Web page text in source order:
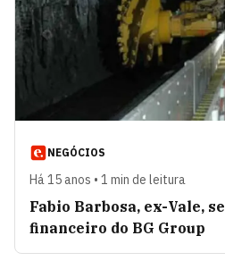
NEGÓCIOS
Há 15 anos • 1 min de leitura
Fabio Barbosa, ex-Vale,
financeiro do BG Group